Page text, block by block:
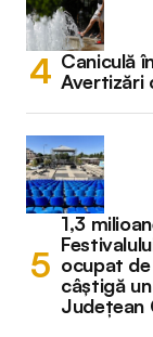
Caniculă
Avertizări
1,3
ocupat
câștigă
Județean